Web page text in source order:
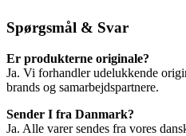
Spørgsmål & Svar
Er produkterne originale?
Ja. Vi forhandler udelukkende
brands og samarbejdspartnere.
Sender I fra Danmark?
Ja. Alle varer sendes fra vores